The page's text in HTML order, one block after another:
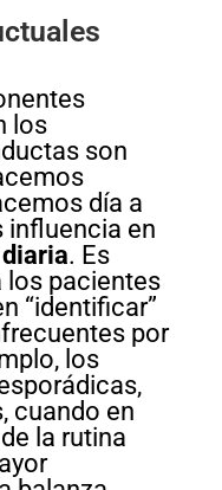
los
son
día a
influencia en
. Es
los pacientes
“identificar”
por
los
cuando en
la rutina